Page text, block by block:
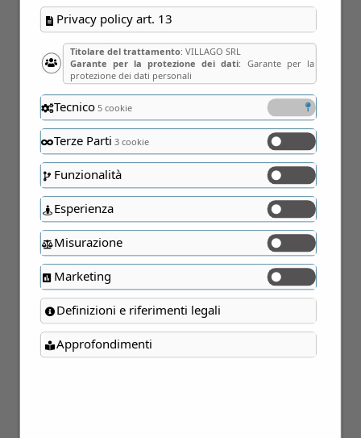
25
Giu
Privacy policy art. 13
Titolare del trattamento: VILLAGO SRL
Garante per la protezione dei dati: Garante per la
protezione dei dati personali
Tecnico5 cookie
Terze Parti 3 cookie
Funzionalità
Esperienza
Misurazione
Marketing
Definizioni e riferimenti legali
Approfondimenti